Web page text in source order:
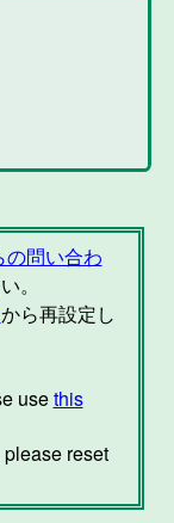
の問い合わ
。
から再設定し
usethis
reset